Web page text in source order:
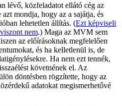
lévő, közfeladatot ellátó cég az
mondja, hogy az a sajátja, és
lehetetlen állítás. (Ezt képviseli
nem.) Maga az MVM sem
az előírásoknak megfelelően
és ha kelletlenül is, de
Ha nem ezt tennék,
követnének el. Az
döntésben rögzítette, hogy az
adatokat megismerhetővé